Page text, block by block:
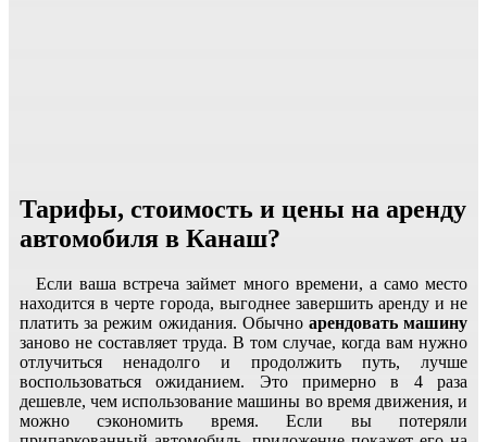
Тарифы, стоимость и цены на аренду
автомобиля в Канаш?
Если ваша встреча займет много времени, а само место
находится в черте города, выгоднее завершить аренду и не
платить за режим ожидания. Обычно арендовать машину
заново не составляет труда. В том случае, когда вам нужно
отлучиться ненадолго и продолжить путь, лучше
воспользоваться ожиданием. Это примерно в 4 раза
дешевле, чем использование машины во время движения, и
можно сэкономить время. Если вы потеряли